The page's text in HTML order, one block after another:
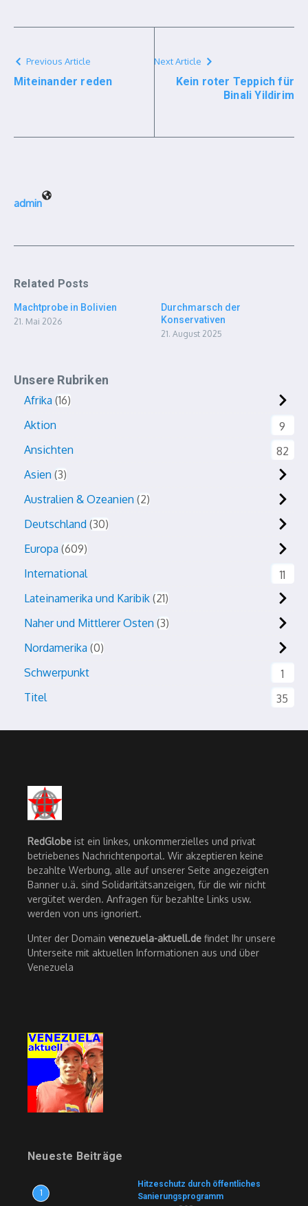
Previous Article
Miteinander reden
Next Article
Kein roter Teppich für
Binali Yildirim
admin
Related Posts
Machtprobe in Bolivien
21. Mai 2026
Durchmarsch der
Konservativen
21. August 2025
Unsere Rubriken
Afrika 16
Aktion
9
Ansichten
82
Asien 3
Australien & Ozeanien 2
Deutschland 30
Europa 609
International
11
Lateinamerika und Karibik 21
Naher und Mittlerer Osten 3
Nordamerika 0
Schwerpunkt
1
Titel
35
RedGlobe ist ein linkes, unkommerzielles und privat
betriebenes Nachrichtenportal. Wir akzeptieren keine
bezahlte Werbung, alle auf unserer Seite angezeigten
Banner u.ä. sind Solidaritätsanzeigen, für die wir nicht
vergütet werden. Anfragen für bezahlte Links usw.
werden von uns ignoriert.
Unter der Domain venezuela-aktuell.de findet Ihr unsere
Unterseite mit aktuellen Informationen aus und über
Venezuela
Neueste Beiträge
1
Hitzeschutz durch öffentliches
Sanierungsprogramm